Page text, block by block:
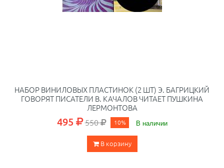
НАБОР ВИНИЛОВЫХ ПЛАСТИНОК (2 ШТ) Э. БАГРИЦКИЙ
ГОВОРЯТ ПИСАТЕЛИ В. КАЧАЛОВ ЧИТАЕТ ПУШКИНА
ЛЕРМОНТОВА
495 550 10% В наличии
В корзину